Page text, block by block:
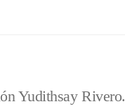
Yudithsay Rivero.